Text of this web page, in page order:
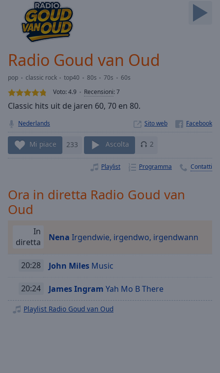
Forward
Current
Loaded:
0.00%
Stream
Seek to
live,
currently
behind
liveLIVE
Chapters
Chapters
Descriptions
descriptions
off,
Radio Goud van Oud
pop classic rock top40 80s 70s
60s
Voto:4.9 Recensioni:7
Classic hits uit de jaren 60, 70 en 80.
Nederlands Sito web
Mi piace 233 Ascolta 2
Playlist Programma Contatti
Ora in diretta Radio Goud van
Oud
In
diretta
Nena Irgendwie, irgendwo, irgendwann
20:28 John Miles Music
20:24 James Ingram Yah Mo B There
Playlist Radio Goud van Oud